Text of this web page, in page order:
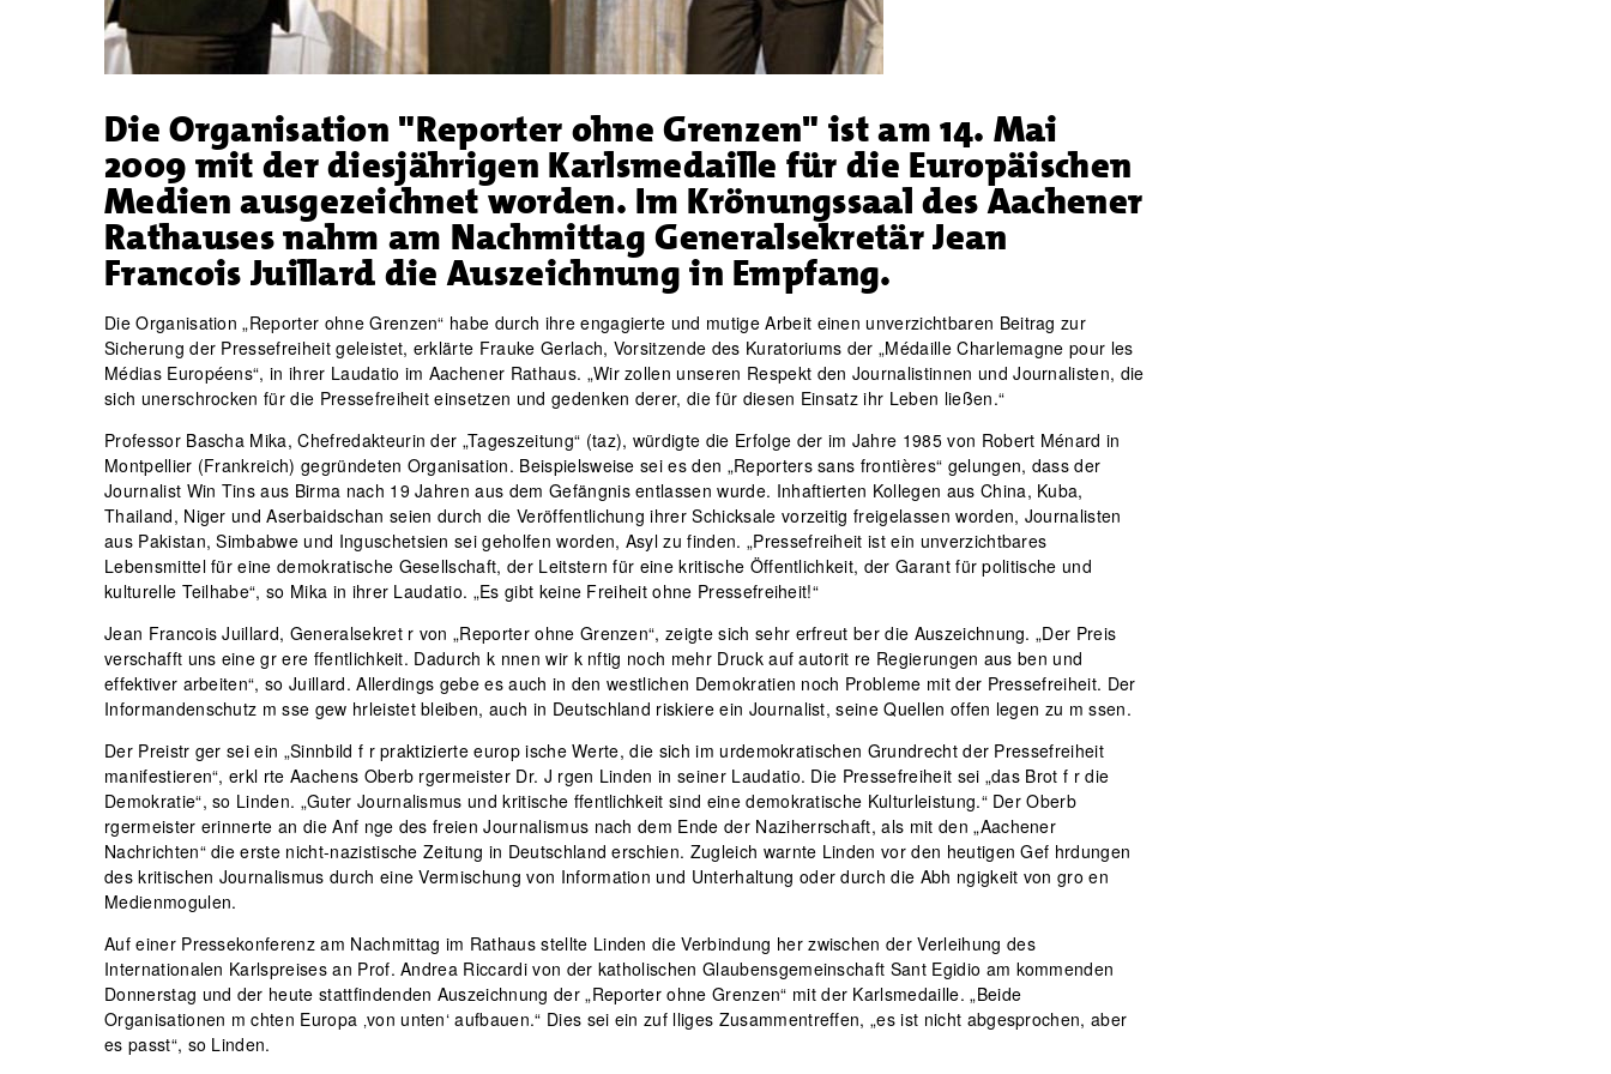
Die Organisation "Reporter ohne Grenzen" ist am 14. Mai
2009 mit der diesjährigen Karlsmedaille für die Europäischen
Medien ausgezeichnet worden. Im Krönungssaal des Aachener
Rathauses nahm am Nachmittag Generalsekretär Jean
Francois Juillard die Auszeichnung in Empfang.
Die Organisation „Reporter ohne Grenzen“ habe durch ihre engagierte und mutige Arbeit einen unverzichtbaren Beitrag zur
Sicherung der Pressefreiheit geleistet, erklärte Frauke Gerlach, Vorsitzende des Kuratoriums der „Médaille Charlemagne pour les
Médias Européens“, in ihrer Laudatio im Aachener Rathaus. „Wir zollen unseren Respekt den Journalistinnen und Journalisten, die
sich unerschrocken für die Pressefreiheit einsetzen und gedenken derer, die für diesen Einsatz ihr Leben ließen.“
Professor Bascha Mika, Chefredakteurin der „Tageszeitung“ (taz), würdigte die Erfolge der im Jahre 1985 von Robert Ménard in
Montpellier (Frankreich) gegründeten Organisation. Beispielsweise sei es den „Reporters sans frontières“ gelungen, dass der
Journalist Win Tins aus Birma nach 19 Jahren aus dem Gefängnis entlassen wurde. Inhaftierten Kollegen aus China, Kuba,
Thailand, Niger und Aserbaidschan seien durch die Veröffentlichung ihrer Schicksale vorzeitig freigelassen worden, Journalisten
aus Pakistan, Simbabwe und Inguschetsien sei geholfen worden, Asyl zu finden. „Pressefreiheit ist ein unverzichtbares
Lebensmittel für eine demokratische Gesellschaft, der Leitstern für eine kritische Öffentlichkeit, der Garant für politische und
kulturelle Teilhabe“, so Mika in ihrer Laudatio. „Es gibt keine Freiheit ohne Pressefreiheit!“
Jean Francois Juillard, Generalsekret r von „Reporter ohne Grenzen“, zeigte sich sehr erfreut ber die Auszeichnung. „Der Preis
verschafft uns eine gr ere ffentlichkeit. Dadurch k nnen wir k nftig noch mehr Druck auf autorit re Regierungen aus ben und
effektiver arbeiten“, so Juillard. Allerdings gebe es auch in den westlichen Demokratien noch Probleme mit der Pressefreiheit. Der
Informandenschutz m sse gew hrleistet bleiben, auch in Deutschland riskiere ein Journalist, seine Quellen offen legen zu m ssen.
Der Preistr ger sei ein „Sinnbild f r praktizierte europ ische Werte, die sich im urdemokratischen Grundrecht der Pressefreiheit
manifestieren“, erkl rte Aachens Oberb rgermeister Dr. J rgen Linden in seiner Laudatio. Die Pressefreiheit sei „das Brot f r die
Demokratie“, so Linden. „Guter Journalismus und kritische ffentlichkeit sind eine demokratische Kulturleistung.“ Der Oberb
rgermeister erinnerte an die Anf nge des freien Journalismus nach dem Ende der Naziherrschaft, als mit den „Aachener
Nachrichten“ die erste nicht-nazistische Zeitung in Deutschland erschien. Zugleich warnte Linden vor den heutigen Gef hrdungen
des kritischen Journalismus durch eine Vermischung von Information und Unterhaltung oder durch die Abh ngigkeit von gro en
Medienmogulen.
Auf einer Pressekonferenz am Nachmittag im Rathaus stellte Linden die Verbindung her zwischen der Verleihung des
Internationalen Karlspreises an Prof. Andrea Riccardi von der katholischen Glaubensgemeinschaft Sant Egidio am kommenden
Donnerstag und der heute stattfindenden Auszeichnung der „Reporter ohne Grenzen“ mit der Karlsmedaille. „Beide
Organisationen m chten Europa ‚von unten‘ aufbauen.“ Dies sei ein zuf lliges Zusammentreffen, „es ist nicht abgesprochen, aber
es passt“, so Linden.